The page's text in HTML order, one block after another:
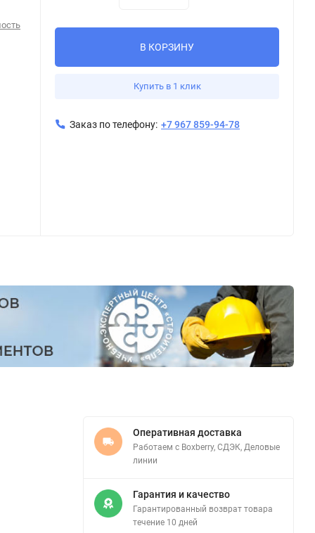
В КОРЗИНУ
Купить в 1 клик
Заказ по телефону: +7 967 859-94-78
Оперативная доставка
Работаем с Boxberry, СДЭК, Деловые
линии
Гарантия и качество
Гарантированный возврат товара
течение 10 дней